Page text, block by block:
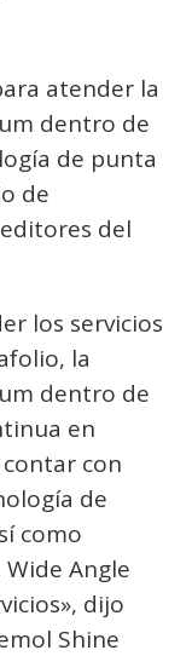
atender la
dentro de
de punta
de
del
los servicios
la
dentro de
en
con
de
como
Angle
dijo
Shine